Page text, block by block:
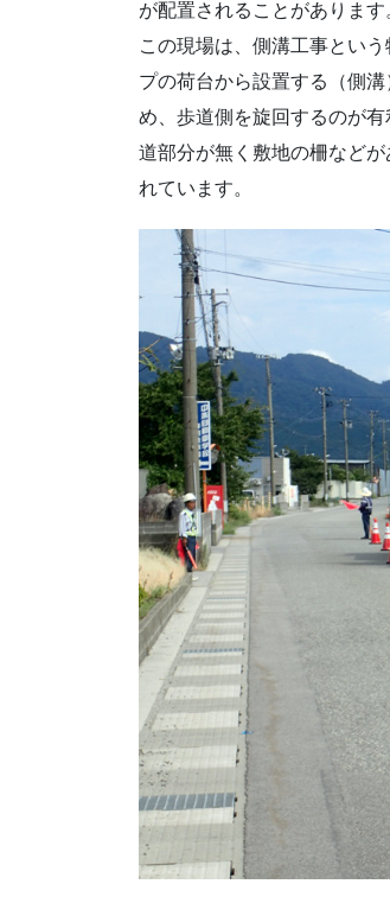
が配置されることがあります
この現場は、側溝工事とい
プの荷台から設置する（側
め、歩道側を旋回するのが
道部分が無く敷地の柵など
れています。